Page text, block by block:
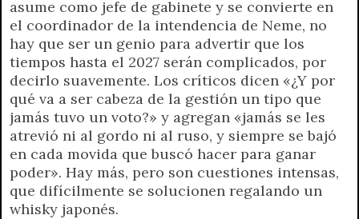
asume como jefe de gabinete y se convierte en
el coordinador de la intendencia de Neme, no
hay que ser un genio para advertir que los
tiempos hasta el 2027 serán complicados, por
decirlo suavemente. Los críticos dicen «¿Y por
qué va a ser cabeza de la gestión un tipo que
jamás tuvo un voto?» y agregan «jamás se les
atrevió ni al gordo ni al ruso, y siempre se bajó
en cada movida que buscó hacer para ganar
poder». Hay más, pero son cuestiones intensas,
que difícilmente se solucionen regalando un
whisky japonés.